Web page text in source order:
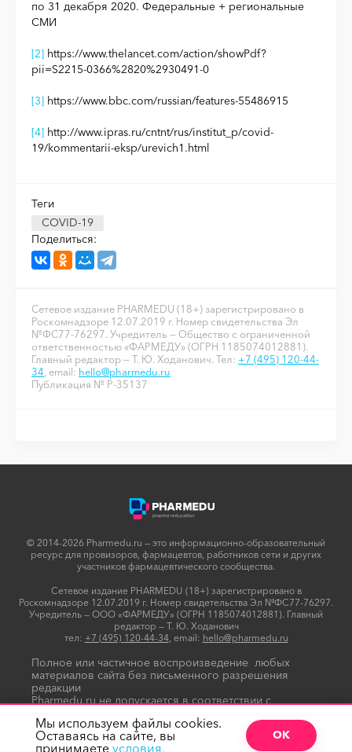
по 31 декабря 2020. Федеральные + региональные
СМИ
[2] https://www.thelancet.com/action/showPdf?
pii=S2215-0366%2820%2930491-0
[3] https://www.bbc.com/russian/features-55486915
[4] http://www.ipras.ru/cntnt/rus/institut_p/covid-
19/kommentarii-eksp/urevich1.html
Теги
COVID-19
Поделиться:
Сетевое издание PHARMEDU (18+) зарегистрировано в
Роскомнадзоре 12.07.2019 г. Номер свидетельства Эл
№ФС77-76297. Учредитель — Общество с ограниченной
ответственностью «ФАРМЕДУ» (ОГРН 1185074012881).
Главный редактор — Т. Ю. Ходанович. Тел: +7 (495) 120-44-
34 , email: hello@pharmedu.ru
Публикация № P-35137
© 2014-2026 Pharmedu.ru — это информационно-образовательный
ресурс для провизоров, фармацевтов, работников сети и других
участников фармацевтического сообщества.
Сетевое издание PHARMEDU (18+) зарегистрировано в
Роскомнадзоре 12.07.2019 г. Номер свидетельства Эл №ФС77-76297.
Учредитель — ООО «ФАРМЕДУ» (ОГРН 1185074012881). Главный
редактор — Т. Ю. Ходанович
тел: +7 (495) 120-44-34, email: hello@pharmedu.ru
Полное или частичное воспроизведение любых
материалов сайта без письменного разрешения
редакции
Pharmedu.ru не допускается в соответствии с
Мы используем файлы cookies.
Оставаясь на сайте, вы
принимаете условия.
ОК